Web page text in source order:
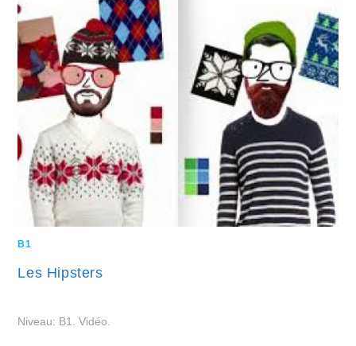
B1
Les Hipsters
Niveau: B1. Vidéo.